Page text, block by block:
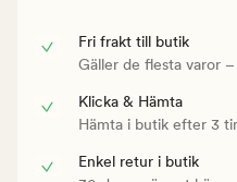
Fri frakt till butik
Gäller de flesta varor
Klicka & Hämta
Hämta i butik efter 3
Enkel retur i butik